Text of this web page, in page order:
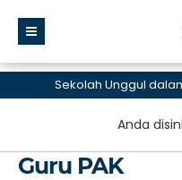
Sekolah Unggul
Anda
Guru PAK